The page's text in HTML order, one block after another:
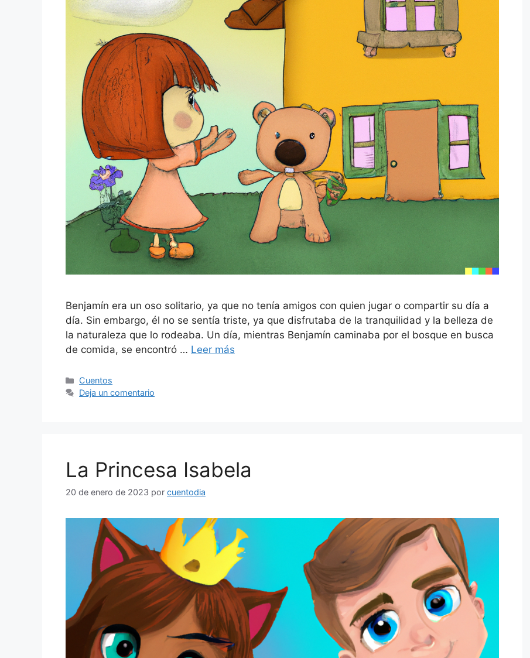
Benjamín era un oso solitario, ya que no tenía amigos con quien jugar o compartir su día a
día. Sin embargo, él no se sentía triste, ya que disfrutaba de la tranquilidad y la belleza de
la naturaleza que lo rodeaba. Un día, mientras Benjamín caminaba por el bosque en busca
de comida, se encontró … Leer más
Categorías
Cuentos
Deja un comentario
La Princesa Isabela
20 de enero de 2023 por cuentodia